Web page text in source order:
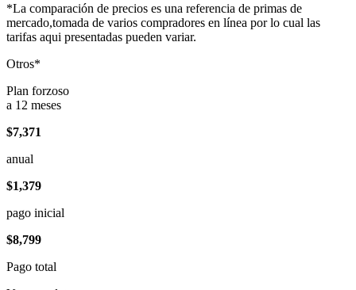
*La comparación de precios es una referencia de primas de
mercado,tomada de varios compradores en línea por lo cual las
tarifas aqui presentadas pueden variar.
Otros*
Plan forzoso
a 12 meses
$7,371
anual
$1,379
pago inicial
$8,799
Pago total